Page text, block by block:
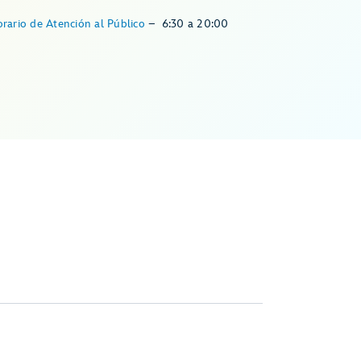
de Atención al Público– 6:30 a 20:00